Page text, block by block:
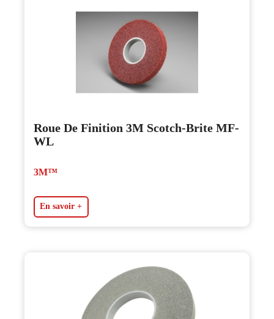
Roue De Finition 3M Scotch-Brite MF-
WL
3M™
En savoir +